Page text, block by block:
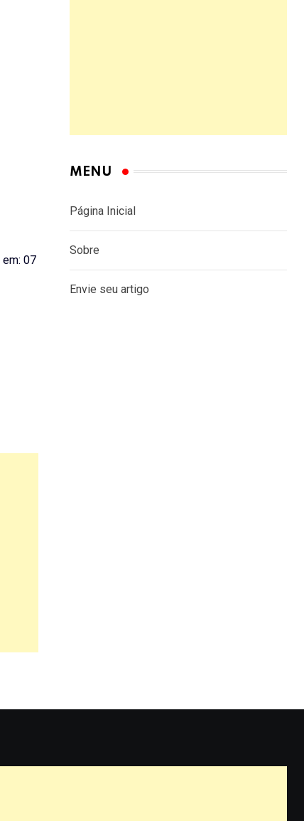
07
MENU
Página Inicial
Sobre
Envie seu artigo